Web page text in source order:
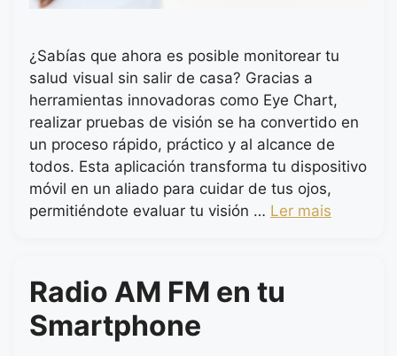
¿Sabías que ahora es posible monitorear tu
salud visual sin salir de casa? Gracias a
herramientas innovadoras como Eye Chart,
realizar pruebas de visión se ha convertido en
un proceso rápido, práctico y al alcance de
todos. Esta aplicación transforma tu dispositivo
móvil en un aliado para cuidar de tus ojos,
permitiéndote evaluar tu visión … Ler mais
Radio AM FM en tu
Smartphone